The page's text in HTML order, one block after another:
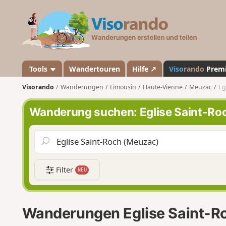
a
n
d
o
Tools Wandertouren Hilfe ↗ Visorando
Visorando Wanderungen Limousin Haute-Vienne Meuzac
Wanderung suchen: Eglise Saint-
Filter NEU
Wanderungen Eglise Saint-